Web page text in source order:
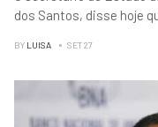
dos Santos, disse hoje
BY LUISA SET 27